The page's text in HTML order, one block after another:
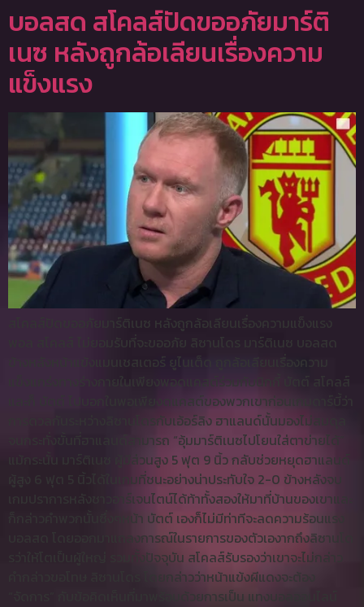
บอลสด สโคลส์ปัดขออภัยมาร์ติ
เนซ หลังถูกล้อเลียนเรื่องความ
แข็งแรง
สโคลส์ปัดขออภัยมาร์ติเนซ หลังถูกล้อเลียนเรื่องความแข็งแรง
พอล สโคลส์ ไม่ยอมรับที่จะขออภัย ลิซานโดร มาร์ติเนซ บอลสด
ข้างหลังหน้าแข้งแมนเชสเตอร์ ยูไนเต็ด ถูกล้อเลียนเรื่องความ
แข็งแกร่งทางร่างกายในเพียงพอดแคสต์ร่วมกับนิกกี้ บัตต์ สโคลส์
และก็ บัตต์ ไปบอกในพอเพียงดแคสต์ของพวกเขาก่อนเกมดาร์บี้ว่า
การดวลกันระหว่างลิซานโดรกับเอ้อร์ลิง ฮาแลนด์นั้นมองไม่สมดุล
จนกระทั่งขั้นที่ฮาแลนด์สามารถ “อุ้มมาร์ติเนซไปโยนใส่ตาข่ายได้”
แม้กระนั้น มาร์ติเนซ ผู้มีส่วนสูง 5 ฟุต 9 นิ้ว กลับช่วยหยุดฮาแลนด์
ผู้สูง 6 ฟุต 5 นิ้วได้ในเกมที่ชนะอย่างน่าประทับใจ 2-0 ข้างหลังจบ
เกมปราการหลังชาวอาร์เจนไตน์ได้ท้าทั้งสองให้มาที่บ้านของเขาและ
ก็กล่าวคำพวกนั้นซึ่งๆหน้า บัตต์ เองก็ไม่มีท่าทีจะลดความร้อนแรง
บอลสด โดยออกมาแถลงการณ์ในรายการของตัวเองากถึงลิซานโด
รว่าให้โตเป็นผู้ใหญ่ รวมทั้งปัจจุบัน สโคลส์รับรองว่าเขาจะไม่กล่าว
คำกล่าวขอโทษ ลิซานโดร โดยกล่าวว่าหน้าแข้งผีแดงจะต้อง
“จัดการ” กับข้อคิดเห็นที่มาพร้อมด้วยการเป็น แทงบอลออนไลน์